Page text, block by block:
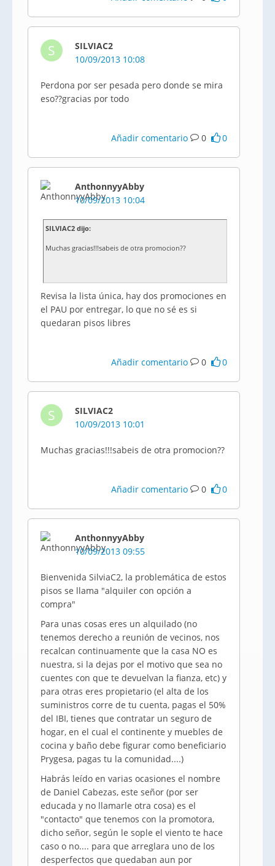
S
SILVIAC2
10/09/2013 10:08
Perdona por ser pesada pero donde se mira
eso??gracias por todo
Añadir comentario 0 0
AnthonnyyAbby
10/09/2013 10:04
SILVIAC2 dijo:
Muchas gracias!!!sabeis de otra promocion??
Revisa la lista única, hay dos promociones en
el PAU por entregar, lo que no sé es si
quedaran pisos libres
Añadir comentario 0 0
S
SILVIAC2
10/09/2013 10:01
Muchas gracias!!!sabeis de otra promocion??
Añadir comentario 0 0
AnthonnyyAbby
10/09/2013 09:55
Bienvenida SilviaC2, la problemática de estos
pisos se llama "alquiler con opción a
compra"
Para unas cosas eres un alquilado (no
tenemos derecho a reunión de vecinos, nos
recalcan continuamente que la casa NO es
nuestra, si la dejas por el motivo que sea no
cuentes con que te devuelvan la fianza, etc) y
para otras eres propietario (el alta de los
suministros corre de tu cuenta, pagas el 50%
del IBI, tienes que contratar un seguro de
hogar, en el cual el continente y muebles de
cocina y baño debe figurar como beneficiario
Prygesa, pagas tu la comunidad....)
Habrás leído en varias ocasiones el nombre
de Daniel Cabezas, este señor (por ser
educada y no llamarle otra cosa) es el
"contacto" que tenemos con la promotora,
dicho señor, según le sople el viento te hace
caso o no.... para que arreglara uno de los
desperfectos que quedaban aun por